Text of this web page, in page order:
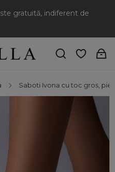
gratuită, indiferent de
Saboti Ivona cu toc gros,